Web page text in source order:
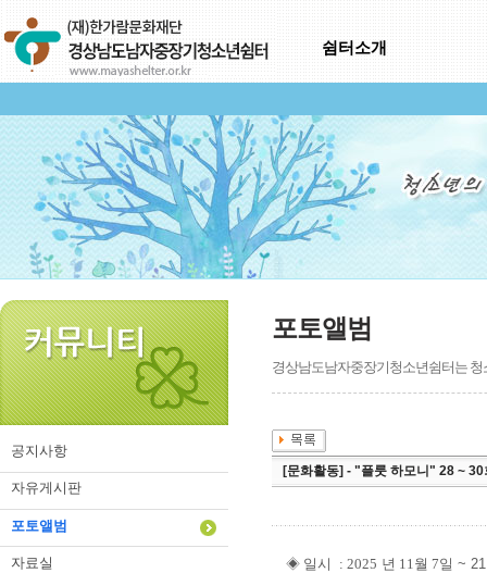
쉼터소개
공지사항
자유게시판
포토앨범
자료실
포토앨범
경상남도남자중장기청소년쉼터는
[문화활동] - "플룻 하모니" 28 ~ 30
◈ 일시 : 2025 년 11월 7일 ~